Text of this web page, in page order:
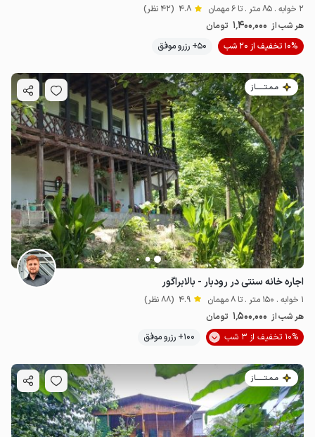
2 خوابه . 85 متر . تا 6 مهمان 4.8 (42 نظر)
هر شب از 1٬400٬000 تومان
10% تخفیف از 20 شب
50+ رزرو موفق
مـمـتــــــاز
اجاره خانه سنتی در رودبار - بالابراگور
1 خوابه . 150 متر . تا 8 مهمان 4.9 (88 نظر)
هر شب از 1٬500٬000 تومان
10% تخفیف از 3 شب
100+ رزرو موفق
مـمـتــــــاز